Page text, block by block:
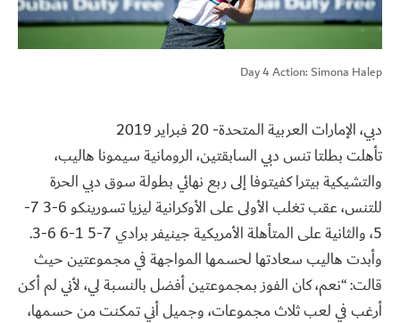
Day 4 Action: Simona Halep
دبي، الإمارات العربية المتحدة- 20 فبراير 2019
تأهلت بطلتا تنس دبي السابقتين، الرومانية سيمونا هاليب،
والتشيكية بيترا كفيتوفا إلى ربع نهائي بطولة سوق دبي الحرة
للتنس، عقب تغلب الأولى على الأوكرانية ليزيا تسورينكو 6-3 7-
5، والثانية على المتأهلة الأمريكية جينيفر برادي 7-5 1-6 6-3.
وأبدت هاليب سعادتها لحسمها المواجهة في مجموعتين حيث
قالت: “نعم، كان الفوز بمجموعتين أفضل بالنسبة لي، لأني لم أكن
أرغب في لعب ثلاث مجموعات، وجميل أني تمكنت من حسمها،